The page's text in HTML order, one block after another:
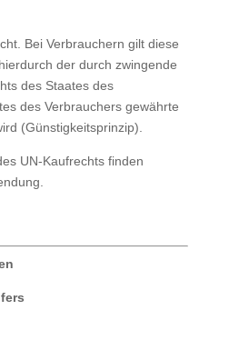
Bei Verbrauchern gilt diese
der durch zwingende
des Staates des
des Verbrauchers gewährte
(Günstigkeitsprinzip).
UN-Kaufrechts finden